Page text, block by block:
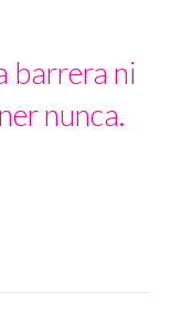
barrera ni
nunca.